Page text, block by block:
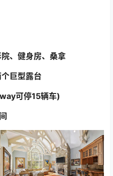
、健身房、桑拿
巨型露台
可停15辆车)